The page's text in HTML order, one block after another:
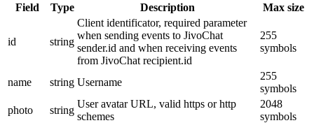
Field Type Description Max size
id string
Client identificator, required parameter
when sending events to JivoChat
sender.id and when receiving events
from JivoChat recipient.id
255
symbols
name string Username
255
symbols
photo
string
User avatar URL, valid https or http
schemes
2048
symbols